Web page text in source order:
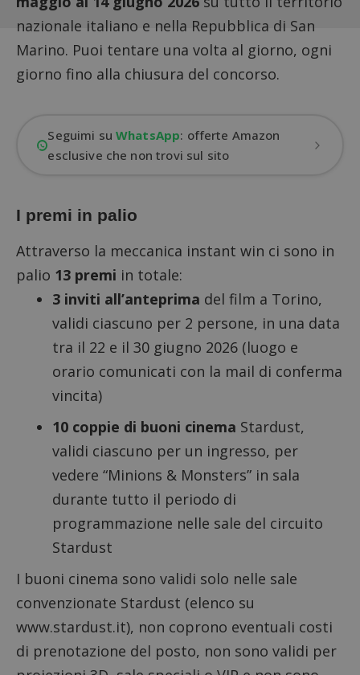
nazionale italiano e nella Repubblica di San
Marino. Puoi tentare una volta al giorno, ogni
giorno fino alla chiusura del concorso.
Seguimi suWhatsApp: offerte Amazon
esclusive che non trovi sul sito
I premi in palio
Attraverso la meccanica instant win ci sono in
palio 13 premi in totale:
3 inviti all’anteprima del film a Torino,
validi ciascuno per 2 persone, in una data
tra il 22 e il 30 giugno 2026 (luogo e
orario comunicati con la mail di conferma
vincita)
10 coppie di buoni cinema Stardust,
validi ciascuno per un ingresso, per
vedere “Minions & Monsters” in sala
durante tutto il periodo di
programmazione nelle sale del circuito
Stardust
I buoni cinema sono validi solo nelle sale
convenzionate Stardust (elenco su
www.stardust.it), non coprono eventuali costi
di prenotazione del posto, non sono validi per